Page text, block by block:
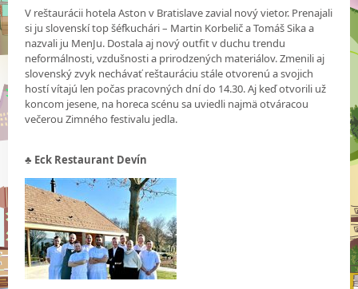
V reštaurácii hotela Aston v Bratislave zavial nový vietor. Prenajali
si ju slovenskí top šéfkuchári – Martin Korbelič a Tomáš Sika a
nazvali ju MenJu. Dostala aj nový outfit v duchu trendu
neformálnosti, vzdušnosti a prirodzených materiálov. Zmenili aj
slovenský zvyk nechávať reštauráciu stále otvorenú a svojich
hostí vítajú len počas pracovných dní do 14.30. Aj keď otvorili už
koncom jesene, na horeca scénu sa uviedli najmä otváracou
večerou Zimného festivalu jedla.
♣ Eck Restaurant Devín